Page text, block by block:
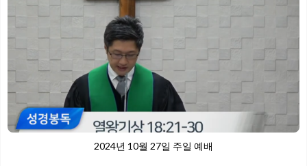
2024년 10월 27일 주일 예배